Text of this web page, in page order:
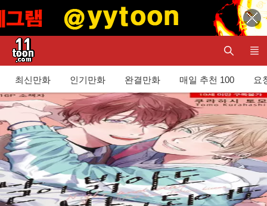
최신만화 인기만화 완결만화 매일 추천 100 요